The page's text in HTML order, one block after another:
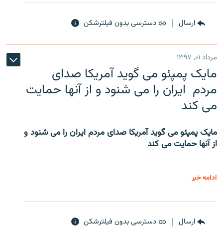
ارسال دسترسی بدون فیلترشکن
مرداد ۰۱, ۱۳۹۷
مایک پمپئو می گوید آمریکا صدای
مردم ایران را می شنود و از آنها حمایت
می کند
مایک پمپئو می گوید آمریکا صدای مردم ایران را می شنود و
از آنها حمایت می کند
ادامه خبر
ارسال دسترسی بدون فیلترشکن